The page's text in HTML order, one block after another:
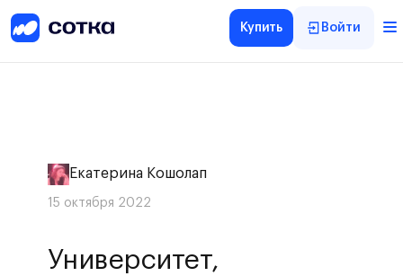
Купить Войти
Екатерина Кошолап
15 октября 2022
Университет,